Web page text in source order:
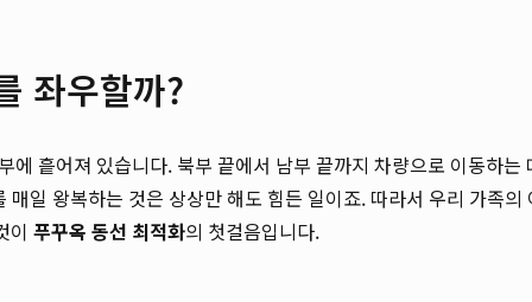
좌우할까?
흩어져 있습니다. 북부 끝에서 남부 끝까지 차량으로 이동하는
일 왕복하는 것은 상상만 해도 힘든 일이죠. 따라서 우리 가족의
이 푸꾸옥 동선 최적화의 첫걸음입니다.